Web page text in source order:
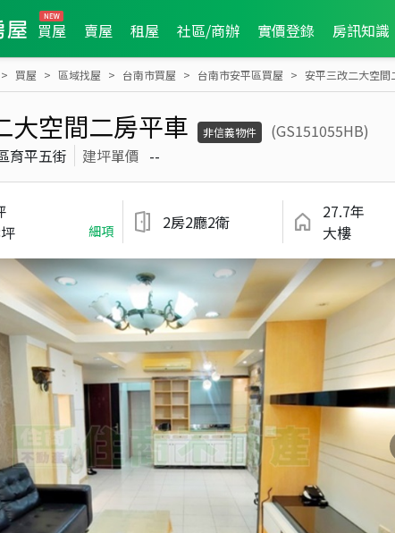
買屋 賣屋 租屋 社區/商辦 實價登錄 房訊知識
買屋 區域找屋 台南市買屋 台南市安平區買屋 安平三改二大空間
大空間二房平車 非信義物件
(GS151055HB)
育平五街 建坪單價 --
細項 2房2廳2衛
27.7年
大樓